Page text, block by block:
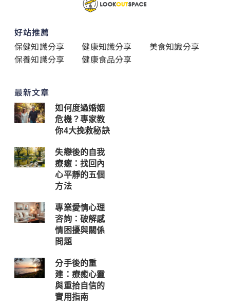
好站推薦
保健知識分享
健康知識分享
美食知識分享
保養知識分享
健康食品分享
最新文章
如何度過婚姻
危機？專家教
你4大挽救秘訣
失戀後的自我
療癒：找回內
心平靜的五個
方法
專業愛情心理
咨詢：破解感
情困擾與關係
問題
分手後的重
建：療癒心靈
與重拾自信的
實用指南